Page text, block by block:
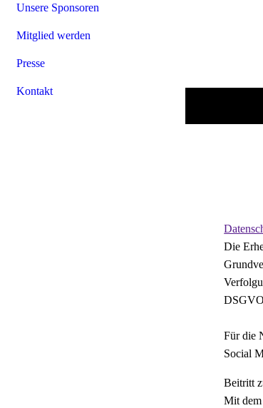
Die
Für die
Social
Beitritt
Mit dem
Unsere Sponsoren
Mitglied werden
Presse
Kontakt